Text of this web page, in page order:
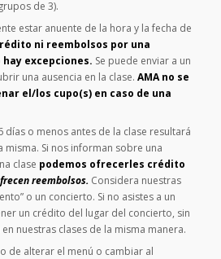
de 3).
estar anuente de la hora y la fecha de
ni reembolsos por una
excepciones. Se puede enviar a un
una ausencia en la clase.AMA no se
el/los cupo(s) en caso de una
días o menos antes de la clase resultará
Si nos informan sobre una
clase podemos ofrecerles crédito
reembolsos. Considera nuestras
o un concierto. Si no asistes a un
un crédito del lugar del concierto, sin
nuestras clases de la misma manera.
de alterar el menú o cambiar al